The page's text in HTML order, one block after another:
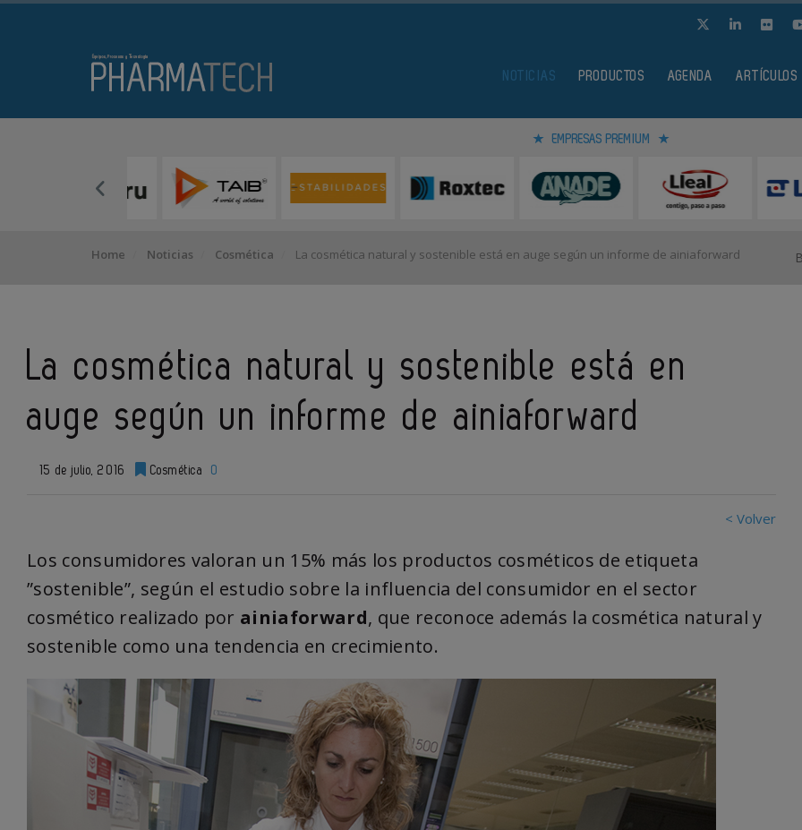
NOTICIAS PRODUCTOS AGENDA ARTÍCULOS
EMPRESAS PREMIUM
Home Noticias Cosmética La cosmética natural y sostenible está en auge según un informe de ainiaforward
La cosmética natural y sostenible está en
auge según un informe de ainiaforward
15 de julio, 2016 Cosmética 0
< Volver
Los consumidores valoran un 15% más los productos cosméticos de etiqueta
”sostenible”, según el estudio sobre la influencia del consumidor en el sector
cosmético realizado por ainiaforward, que reconoce además la cosmética natural y
sostenible como una tendencia en crecimiento.